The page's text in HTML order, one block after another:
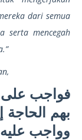
dari semua
serta mencegah
فواجب على
بهم الحاجة
وواجب